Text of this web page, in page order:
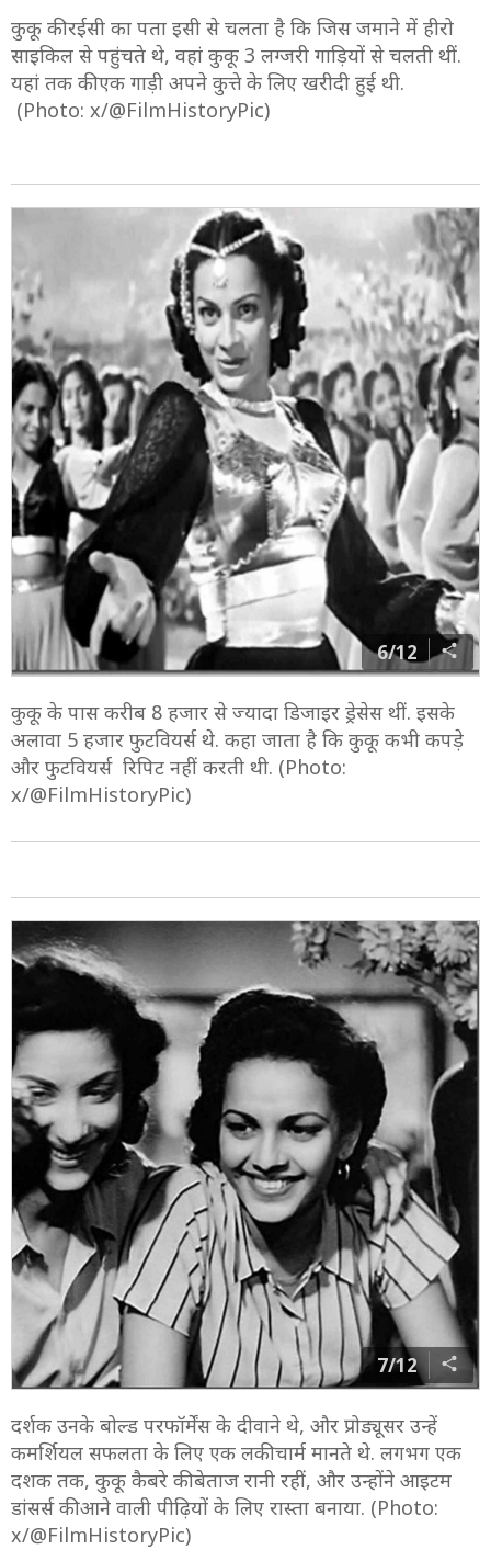
कुकू की रईसी का पता इसी से चलता है कि जिस जमाने में हीरो
साइकिल से पहुंचते थे, वहां कुकू 3 लग्जरी गाड़ियों से चलती थीं.
यहां तक की एक गाड़ी अपने कुत्ते के लिए खरीदी हुई थी.
(Photo: x/@FilmHistoryPic)
6/12
कुकू के पास करीब 8 हजार से ज्यादा डिजाइर ड्रेसेस थीं. इसके
अलावा 5 हजार फुटवियर्स थे. कहा जाता है कि कुकू कभी कपड़े
और फुटवियर्स रिपिट नहीं करती थी. (Photo:
x/@FilmHistoryPic)
7/12
दर्शक उनके बोल्ड परफॉर्मेंस के दीवाने थे, और प्रोड्यूसर उन्हें
कमर्शियल सफलता के लिए एक लकी चार्म मानते थे. लगभग एक
दशक तक, कुकू कैबरे की बेताज रानी रहीं, और उन्होंने आइटम
डांसर्स की आने वाली पीढ़ियों के लिए रास्ता बनाया. (Photo:
x/@FilmHistoryPic)